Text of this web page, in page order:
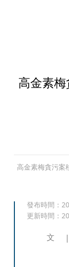
高金素
高金素梅貪污案
發布時間：
更新時間：
文